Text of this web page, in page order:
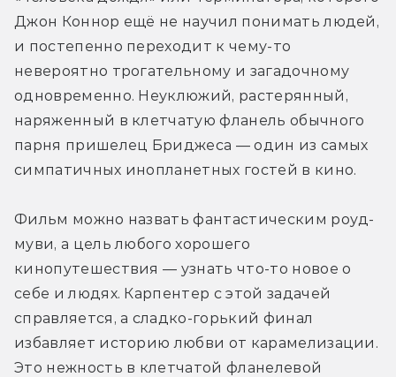
Джон Коннор ещё не научил понимать людей,
и постепенно переходит к чему-то
невероятно трогательному и загадочному
одновременно. Неуклюжий, растерянный,
наряженный в клетчатую фланель обычного
парня пришелец Бриджеса — один из самых
симпатичных инопланетных гостей в кино.
Фильм можно назвать фантастическим роуд-
муви, а цель любого хорошего
кинопутешествия — узнать что-то новое о
себе и людях. Карпентер с этой задачей
справляется, а сладко-горький финал
избавляет историю любви от карамелизации.
Это нежность в клетчатой фланелевой